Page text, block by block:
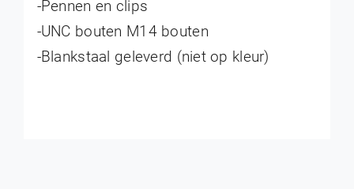
-Pennen en clips
-UNC bouten M14 bouten
-Blankstaal geleverd (niet op kleur)